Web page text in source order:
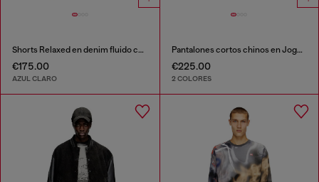
Shorts Relaxed en denim fluido con abrasiones
€175.00
AZUL CLARO
Pantalones cortos chinos en JoggJeans
€225.00
2 COLORES